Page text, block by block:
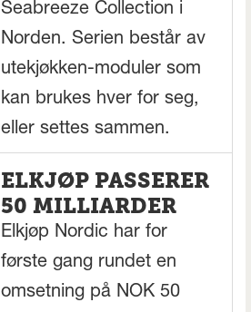
Seabreeze Collection i
Norden. Serien består av
utekjøkken-moduler som
kan brukes hver for seg,
eller settes sammen.
ELKJØP PASSERER
50 MILLIARDER
Elkjøp Nordic har for
første gang rundet en
omsetning på NOK 50